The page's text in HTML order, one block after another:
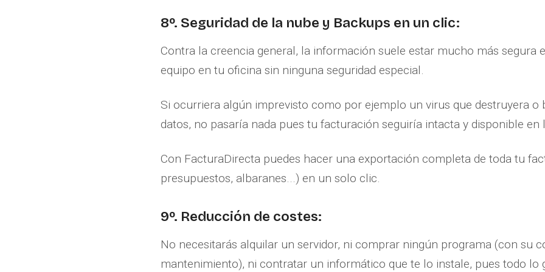
8º. Seguridad de la nube y Backups en un clic:
Contra la creencia general, la información suele estar mucho más segura
equipo en tu oficina sin ninguna seguridad especial.
Si ocurriera algún imprevisto como por ejemplo un virus que destruyera o
datos, no pasaría nada pues tu facturación seguiría intacta y disponible en
Con FacturaDirecta puedes hacer una exportación completa de toda tu
presupuestos, albaranes...) en un solo clic.
9º. Reducción de costes:
No necesitarás alquilar un servidor, ni comprar ningún programa (con su
mantenimiento), ni contratar un informático que te lo instale, pues todo lo